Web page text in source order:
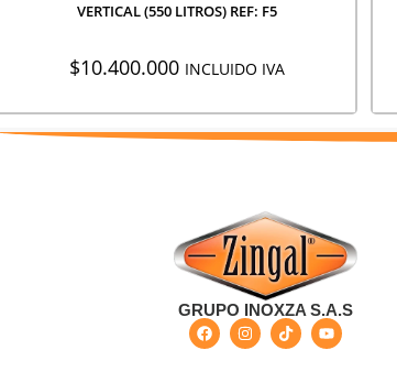
VERTICAL (550 LITROS) REF: F5
$10.400.000 INCLUIDO IVA
GRUPO INOXZA S.A.S